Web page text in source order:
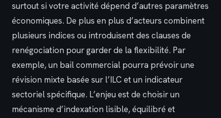
surtout si votre activité dépend d’autres paramètres
économiques. De plus en plus d’acteurs combinent
plusieurs indices ou introduisent des clauses de
renégociation pour garder de la flexibilité. Par
exemple, un bail commercial pourra prévoir une
révision mixte basée sur l’ILC et un indicateur
sectoriel spécifique. L’enjeu est de choisir un
mécanisme d’indexation lisible, équilibré et